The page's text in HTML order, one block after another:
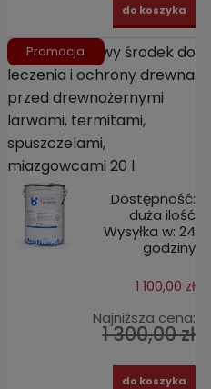
do koszyka
XILIX GEL żelowy środek do
leczenia i ochrony drewna
przed drewnożernymi
larwami, termitami,
spuszczelami,
miazgowcami 20 l
Dostępność:
duża ilość
Wysyłka w: 24
godziny
1 100,00 zł
Najniższa cena:
1 300,00 zł
do koszyka
Promocja